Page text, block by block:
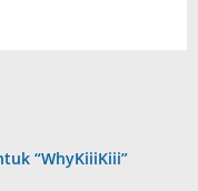
“WhyKiiiKiii”